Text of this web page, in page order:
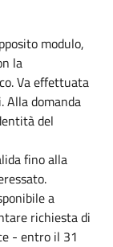
modulo,
la
Va effettuata
domanda
del
fino alla
a
richiesta di
- entro il 31